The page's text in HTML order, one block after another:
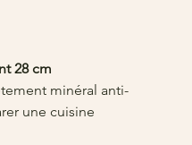
28 cm
minéral anti-
une cuisine